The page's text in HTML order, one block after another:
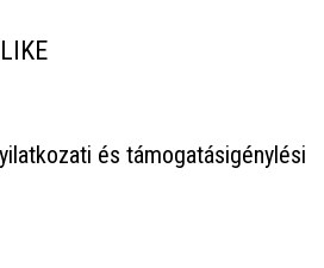
és támogatásigénylési